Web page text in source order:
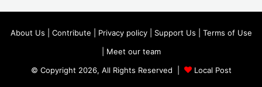
About Us Contribute Privacy policy| Support Us
Terms of Use
Meet our team
© Copyright 2026, All Rights Reserved |
Local Post